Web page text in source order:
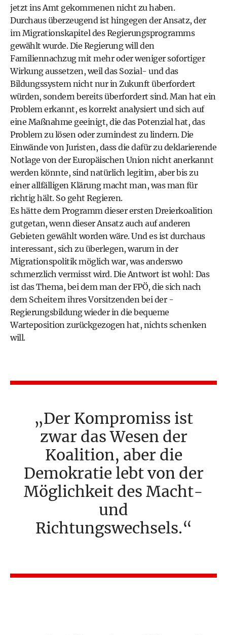
jetzt ins Amt gekommenen nicht zu haben.
Durchaus überzeugend ist hingegen der Ansatz, der
im Migrationskapitel des Regierungsprogramms
gewählt wurde. Die Regierung will den
Familiennachzug mit mehr oder weniger sofortiger
Wirkung aussetzen, weil das Sozial- und das
Bildungssystem nicht nur in Zukunft überfordert
würden, sondern bereits überfordert sind. Man hat ein
Problem erkannt, es korrekt analysiert und sich auf
eine Maßnahme geeinigt, die das Potenzial hat, das
Problem zu lösen oder zumindest zu lindern. Die
Einwände von Juristen, dass die dafür zu deklarierende
Notlage von der Europäischen Union nicht anerkannt
werden könnte, sind natürlich legitim, aber bis zu
einer allfälligen Klärung macht man, was man für
richtig hält. So geht Regieren.
Es hätte dem Programm dieser ersten Dreierkoalition
gutgetan, wenn dieser Ansatz auch auf anderen
Gebieten gewählt worden wäre. Und es ist durchaus
interessant, sich zu überlegen, warum in der
Migrationspolitik möglich war, was anderswo
schmerzlich vermisst wird. Die Antwort ist wohl: Das
ist das Thema, bei dem man der FPÖ, die sich nach
dem Scheitern ihres Vorsitzenden bei der -
Regierungsbildung wieder in die bequeme
Warteposition zurückgezogen hat, nichts schenken
will.
Der Kompromiss ist
zwar das Wesen der
Koalition, aber die
Demokratie lebt von der
Möglichkeit des Macht-
und
Richtungswechsels.